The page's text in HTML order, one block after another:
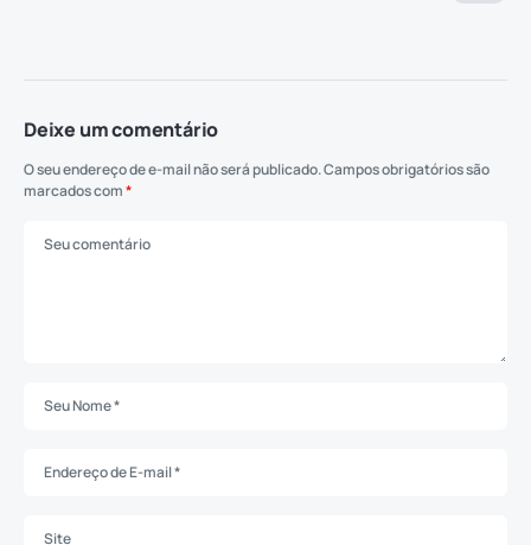
Deixe um comentário
O seu endereço de e-mail não será publicado.Campos obrigatórios são
marcados com*